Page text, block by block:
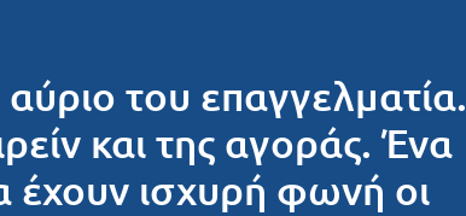
του επαγγελματία.
και της αγοράς. Ένα
έχουν ισχυρή φωνή οι